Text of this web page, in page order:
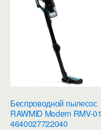
Беспроводной пылесос
RAWMID Modern RMV-01
4640027722040